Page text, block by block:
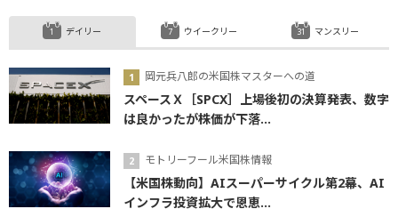
デイリー
岡元兵八郎の米国株マスターへの道
スペースＸ［SPCX］上場後初の決算発表、数字
は良かったが株価が下落...
モトリーフール米国株情報
【米国株動向】AIスーパーサイクル第2幕、AI
インフラ投資拡大で恩恵...
ウイークリー マンスリー